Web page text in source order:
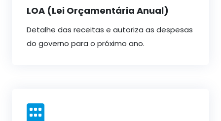
LOA (Lei Orçamentária Anual)
Detalhe das receitas e autoriza as despesas
do governo para o próximo ano.